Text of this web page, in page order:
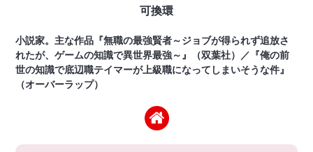
可換環
小説家。主な作品『無職の最強賢者～ジョブが得られず追放さ
れたが、ゲームの知識で異世界最強～』（双葉社）／『俺の前
世の知識で底辺職テイマーが上級職になってしまいそうな件』
（オーバーラップ）